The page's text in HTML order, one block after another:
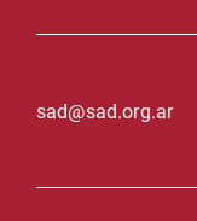
sad@sad.org.ar